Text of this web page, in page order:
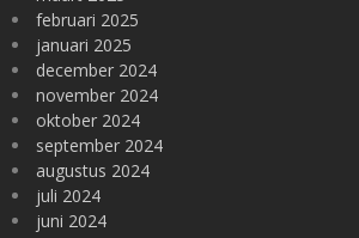
februari 2025
januari 2025
december 2024
november 2024
oktober 2024
september 2024
augustus 2024
juli 2024
juni 2024